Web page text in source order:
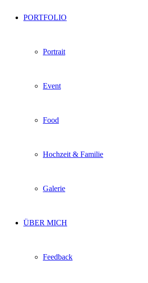
PORTFOLIO
Portrait
Event
Food
Hochzeit & Familie
Galerie
ÜBER MICH
Feedback